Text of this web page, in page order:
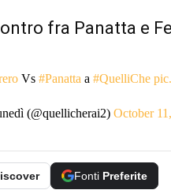
fra Panatta e
Vs #Panatta a #QuelliChe
(@quellicherai2) October
Fonti Preferite